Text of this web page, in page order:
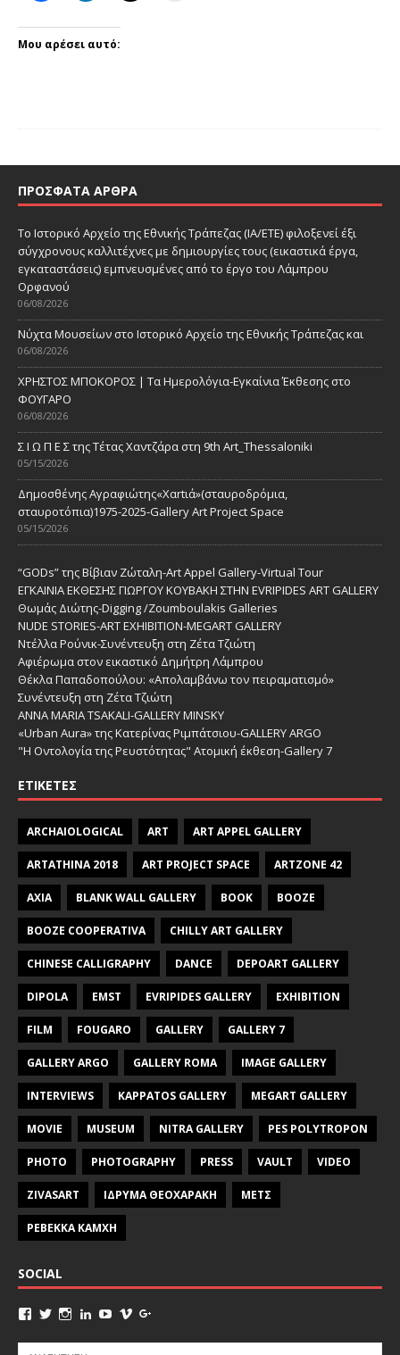
Μου αρέσει αυτό:
ΠΡΌΣΦΑΤΑ ΆΡΘΡΑ
Το Ιστορικό Αρχείο της Εθνικής Τράπεζας (ΙΑ/ΕΤΕ) φιλοξενεί έξι
σύγχρονους καλλιτέχνες με δημιουργίες τους (εικαστικά έργα,
εγκαταστάσεις) εμπνευσμένες από το έργο του Λάμπρου
Ορφανού
06/08/2026
Νύχτα Μουσείων στο Ιστορικό Αρχείο της Εθνικής Τράπεζας και
06/08/2026
ΧΡΗΣΤΟΣ ΜΠΟΚΟΡΟΣ | Τα Ημερολόγια-Εγκαίνια Έκθεσης στο
ΦΟΥΓΑΡΟ
06/08/2026
Σ Ι Ω Π Ε Σ της Τέτας Χαντζάρα στη 9th Art_Thessaloniki
05/15/2026
Δημοσθένης Αγραφιώτης«Xαrtιά»(σταυροδρόμια,
σταυροτόπια)1975-2025-Gallery Art Project Space
05/15/2026
“GODs” της Βίβιαν Ζώταλη-Art Appel Gallery-Virtual Tour
ΕΓΚΑΙΝΙΑ ΕΚΘΕΣΗΣ ΓΙΩΡΓΟΥ ΚΟΥΒΑΚΗ ΣΤΗΝ EVRIPIDES ART GALLERY
Θωμάς Διώτης-Digging /Zoumboulakis Galleries
NUDE STORIES-ΑRT EXHIBITION-MEGART GALLERY
Ντέλλα Ρούνικ-Συνέντευξη στη Ζέτα Τζιώτη
Αφιέρωμα στον εικαστικό Δημήτρη Λάμπρου
Θέκλα Παπαδοπούλου: «Απολαμβάνω τον πειραματισμό»
Συνέντευξη στη Ζέτα Τζιώτη
ANNA MARIA TSAKALI-GALLERY MINSKY
«Urban Aura» της Κατερίνας Ριμπάτσιου-GALLERY ARGO
"Η Οντολογία της Ρευστότητας" Ατομική έκθεση-Gallery 7
ΕΤΙΚΈΤΕΣ
ARCHAIOLOGICAL ART ART APPEL GALLERY
ARTATHINA 2018 ART PROJECT SPACE ARTZONE 42
AXIA BLANK WALL GALLERY BOOK BOOZE
BOOZE COOPERATIVA CHILLY ART GALLERY
CHINESE CALLIGRAPHY DANCE DEPOART GALLERY
DIPOLA EMST EVRIPIDES GALLERY EXHIBITION
FILM FOUGARO GALLERY GALLERY 7
GALLERY ARGO GALLERY ROMA IMAGE GALLERY
INTERVIEWS KAPPATOS GALLERY MEGART GALLERY
MOVIE MUSEUM NITRA GALLERY PES POLYTROPON
PHOTO PHOTOGRAPHY PRESS VAULT VIDEO
ZIVASART ΙΔΡΥΜΑ ΘΕΟΧΑΡΑΚΗ ΜΕΤΣ
ΡΕΒΕΚΚΑ ΚΑΜΧΗ
SOCIAL